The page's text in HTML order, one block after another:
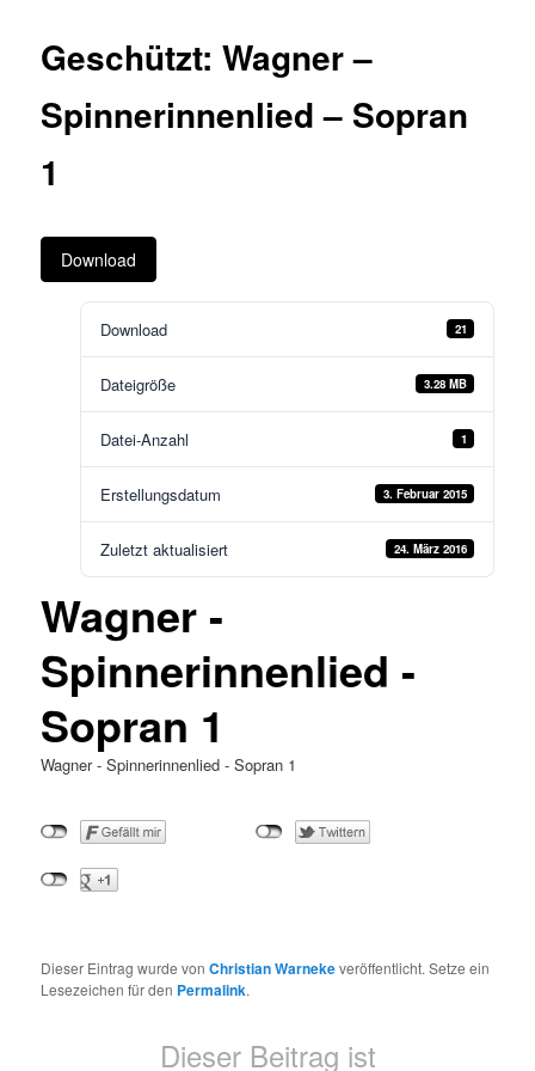
Geschützt: Wagner –
Spinnerinnenlied – Sopran
1
Download
Download 21
Dateigröße 3.28 MB
Datei-Anzahl 1
Erstellungsdatum 3. Februar 2015
Zuletzt aktualisiert 24. März 2016
Wagner -
Spinnerinnenlied -
Sopran 1
Wagner - Spinnerinnenlied - Sopran 1
Dieser Eintrag wurde vonChristian Warnekeveröffentlicht. Setze ein
Lesezeichen für den Permalink.
Dieser Beitrag ist